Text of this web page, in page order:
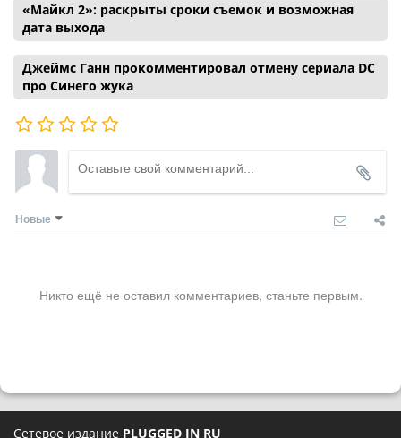
«Майкл 2»: раскрыты сроки съемок и возможная
дата выхода
Джеймс Ганн прокомментировал отмену сериала DC
про Синего жука
Новые
Никто ещё не оставил комментариев, станьте первым.
Сетевое издание PLUGGED IN RU